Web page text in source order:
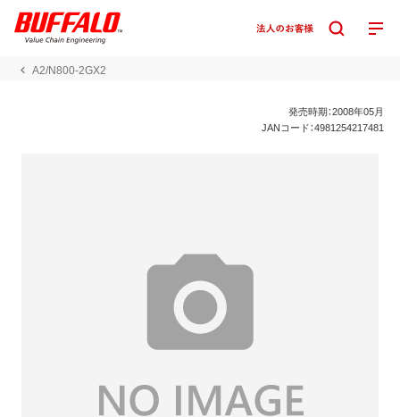
A2/N800-2GX2
発売時期：2008年05月
JANコード：4981254217481